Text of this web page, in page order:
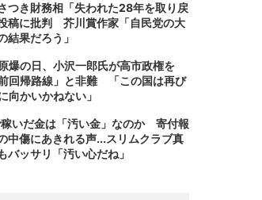
つき財務相「失われた28年を取り戻
稿に批判 芥川賞作家「自民党の大
結果だろう」
爆の日、小沢一郎氏が高市政権を
前回帰路線」と非難 「この国は再び
向かいかねない」
いだ金は「汚い金」なのか 寄付報
中傷にあきれる声...スリムクラブ真
バッサリ「汚い心だね」